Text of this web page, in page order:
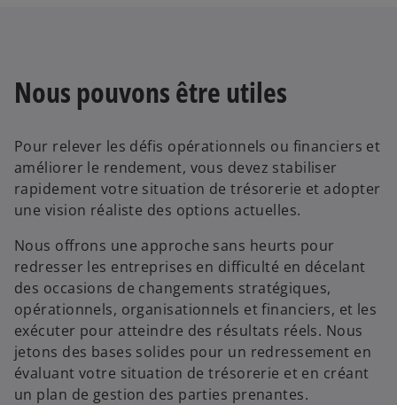
Nous pouvons être utiles
Pour relever les défis opérationnels ou financiers et
améliorer le rendement, vous devez stabiliser
rapidement votre situation de trésorerie et adopter
une vision réaliste des options actuelles.
Nous offrons une approche sans heurts pour
redresser les entreprises en difficulté en décelant
des occasions de changements stratégiques,
opérationnels, organisationnels et financiers, et les
exécuter pour atteindre des résultats réels. Nous
jetons des bases solides pour un redressement en
évaluant votre situation de trésorerie et en créant
un plan de gestion des parties prenantes.